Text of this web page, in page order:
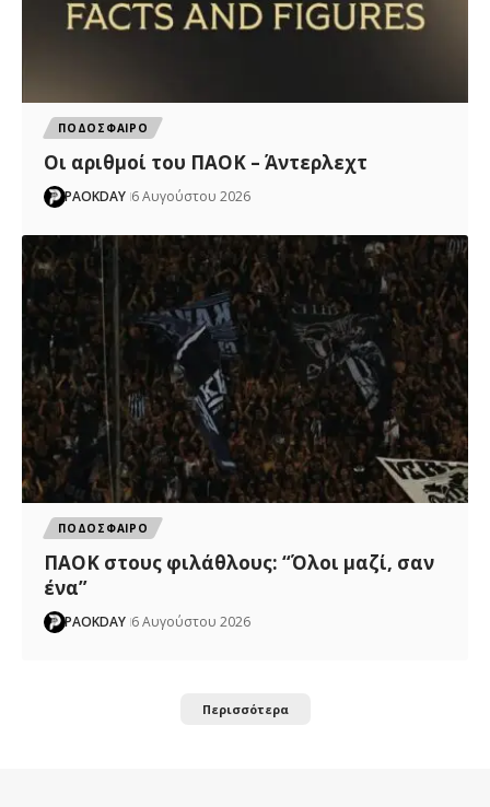
ΠΟΔΟΣΦΑΙΡΟ
Oι αριθμοί του ΠΑΟΚ – Άντερλεχτ
PAOKDAY 6 Αυγούστου 2026
ΠΟΔΟΣΦΑΙΡΟ
ΠΑΟΚ στους φιλάθλους: “Όλοι μαζί, σαν
ένα”
PAOKDAY 6 Αυγούστου 2026
Περισσότερα